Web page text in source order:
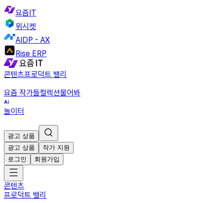
요즘IT
위시켓
AIDP - AX
Rise ERP
콘텐츠프로덕트 밸리
요즘 작가들컬렉션물어봐
놀이터
광고 상품
광고 상품
작가 지원
로그인
회원가입
콘텐츠
프로덕트 밸리